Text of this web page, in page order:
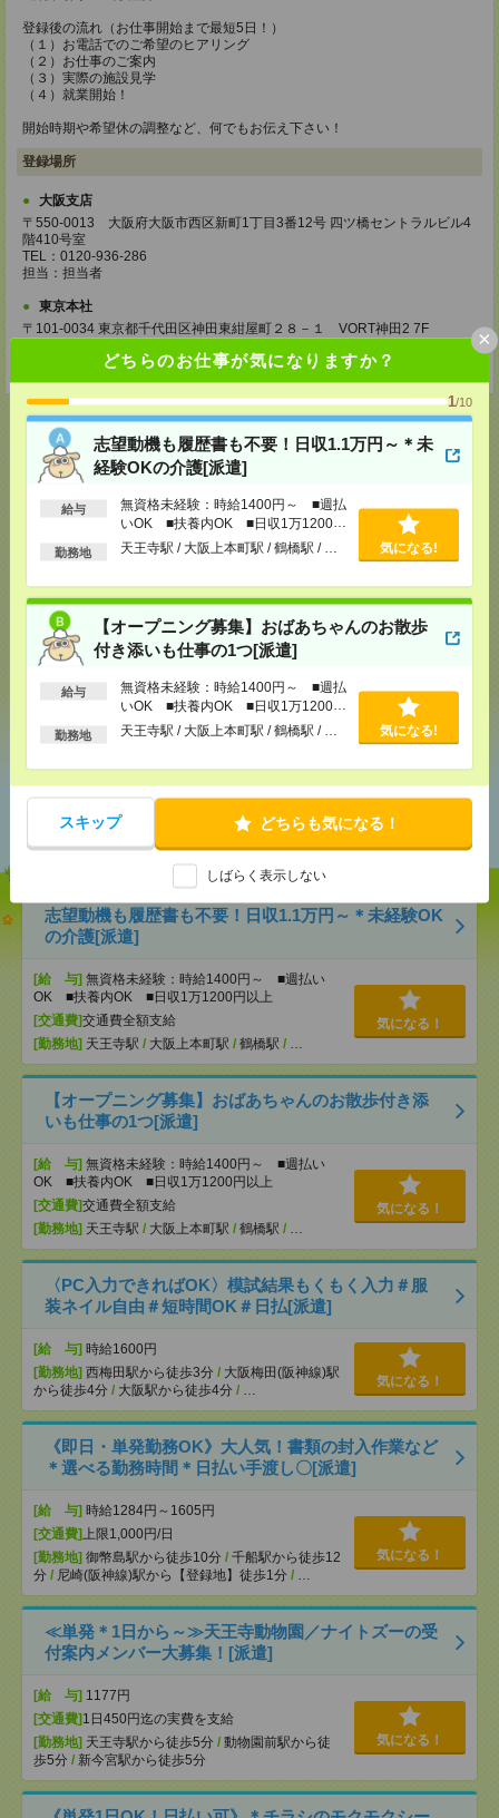
どちらのお仕事が気になりますか？
1/10
志望動機も履歴書も不要！日収1.1万円～＊未
経験OKの介護[派遣]
給与
無資格未経験：時給1400円～ ■週払
いOK ■扶養内OK ■日収1万1200円
以上
勤務地 天王寺駅 / 大阪上本町駅 / 鶴橋駅 / … 気になる!
【オープニング募集】おばあちゃんのお散歩
付き添いも仕事の1つ[派遣]
給与
無資格未経験：時給1400円～ ■週払
いOK ■扶養内OK ■日収1万1200円
以上
勤務地 天王寺駅 / 大阪上本町駅 / 鶴橋駅 / … 気になる!
スキップ どちらも気になる！
しばらく表示しない
×
登録後の流れ（お仕事開始まで最短5日！）
（１）お電話でのご希望のヒアリング
（２）お仕事のご案内
（３）実際の施設見学
（４）就業開始！
開始時期や希望休の調整など、何でもお伝え下さい！
登録場所
大阪支店
〒550-0013 大阪府大阪市西区新町1丁目3番12号 四ツ橋セントラルビル4
階410号室
TEL：0120-936-286
担当：担当者
東京本社
〒101-0034 東京都千代田区神田東紺屋町２８－１ VORT神田2 7F
応募ページへ
気になる！ 電話応募
メール で送る LINEで送る
ツイート ブックマーク
あなたの閲覧履歴からの
おすすめ
志望動機も履歴書も不要！日収1.1万円～＊未経験OK
の介護[派遣]
[給 与] 無資格未経験：時給1400円～ ■週払い
OK ■扶養内OK ■日収1万1200円以上
[交通費]交通費全額支給
[勤務地] 天王寺駅 / 大阪上本町駅 / 鶴橋駅 / …
気になる！
【オープニング募集】おばあちゃんのお散歩付き添
いも仕事の1つ[派遣]
[給 与] 無資格未経験：時給1400円～ ■週払い
OK ■扶養内OK ■日収1万1200円以上
[交通費]交通費全額支給
[勤務地] 天王寺駅 / 大阪上本町駅 / 鶴橋駅 / …
気になる！
〈PC入力できればOK〉模試結果もくもく入力＃服
装ネイル自由＃短時間OK＃日払[派遣]
[給 与] 時給1600円
[勤務地] 西梅田駅から徒歩3分 / 大阪梅田(阪神線)駅
から徒歩4分 / 大阪駅から徒歩4分 / …
気になる！
《即日・単発勤務OK》大人気！書類の封入作業など
＊選べる勤務時間＊日払い手渡し〇[派遣]
[給 与] 時給1284円～1605円
[交通費] 上限1,000円/日
[勤務地] 御幣島駅から徒歩10分 / 千船駅から徒歩12
分 / 尼崎(阪神線)駅から【登録地】徒歩1分 / …
気になる！
≪単発＊1日から～≫天王寺動物園／ナイトズーの受
付案内メンバー大募集！[派遣]
[給 与] 1177円
[交通費] 1日450円迄の実費を支給
[勤務地] 天王寺駅から徒歩5分 / 動物園前駅から徒
歩5分 / 新今宮駅から徒歩5分
気になる！